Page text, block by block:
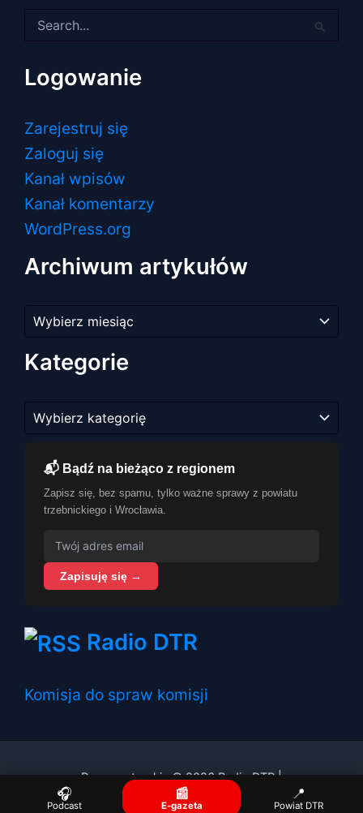
dla:
Logowanie
Zarejestruj się
Zaloguj się
Kanał wpisów
Kanał komentarzy
WordPress.org
Archiwum artykułów
artykułów
Kategorie
📬 Bądź na bieżąco z regionem
Zapisz się, bez spamu, tylko ważne sprawy z powiatu
trzebnickiego i Wrocławia.
Zapisuję się →
Radio DTR
Komisja do spraw komisji
Prawa autorskie © 2026 Radio DTR |
🎧
Podcast
📰
E-gazeta
📍
Powiat DTR